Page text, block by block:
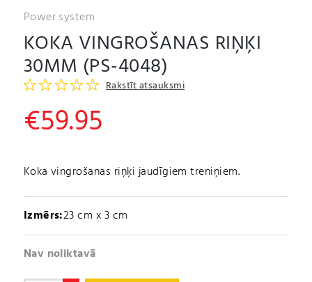
Power system
KOKA VINGROŠANAS RIŅĶI
30MM (PS-4048)
Rakstīt atsauksmi
€59.95
Koka vingrošanas riņķi jaudīgiem treniņiem.
Izmērs:23 cm x 3 cm
Nav noliktavā